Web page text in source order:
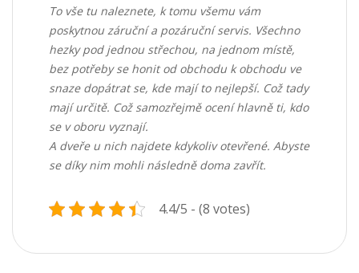
To vše tu naleznete, k tomu všemu vám
poskytnou záruční a pozáruční servis. Všechno
hezky pod jednou střechou, na jednom místě,
bez potřeby se honit od obchodu k obchodu ve
snaze dopátrat se, kde mají to nejlepší. Což tady
mají určitě. Což samozřejmě ocení hlavně ti, kdo
se v oboru vyznají.
A dveře u nich najdete kdykoliv otevřené. Abyste
se díky nim mohli následně doma zavřít.
4.4/5 - (8 votes)